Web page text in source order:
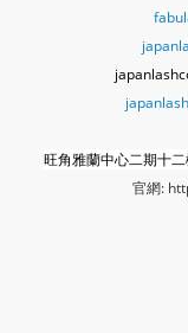
旺角雅蘭中心二期十
官網: